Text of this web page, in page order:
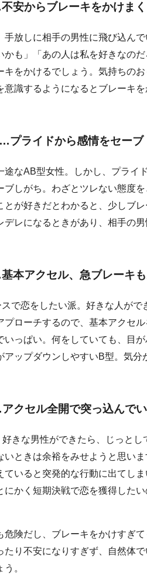
からブレーキをかけま
放しに相手の男性に飛び込ん
かも」「あの人は私を好きなの
キをかけるでしょう。気持ちの
意識するようになるとブレーキ
ライドから感情をセーブ
なAB型女性。しかし、プライ
ブしがち。わざとツレない態度
とが好きだとわかると、少しブ
デレになるときがあり、相手の
アクセル、急ブレーキも
で恋をしたい派。好きな人がで
プローチするので、基本アクセ
いっぱい。何をしていても、目
アップダウンしやすいB型。気分
セル全開で突っ込んでい
きな男性ができたら、じっとし
ときは余裕をみせようと思いま
ていると突発的な行動に出てし
かく短期決戦で恋を獲得したい
険だし、ブレーキをかけすぎ
たり不安になりすぎず、自然体
。